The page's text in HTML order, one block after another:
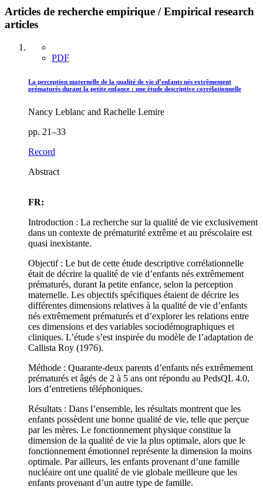
Articles de recherche empirique / Empirical research
articles
PDF
La perception maternelle de la qualité de vie d’enfants nés extrêmement
prématurés durant la petite enfance : une étude descriptive corrélationnelle
Nancy Leblanc and Rachelle Lemire
pp. 21–33
Record
Abstract
FR:
Introduction : La recherche sur la qualité de vie exclusivement
dans un contexte de prématurité extrême et au préscolaire est
quasi inexistante.
Objectif : Le but de cette étude descriptive corrélationnelle
était de décrire la qualité de vie d’enfants nés extrêmement
prématurés, durant la petite enfance, selon la perception
maternelle. Les objectifs spécifiques étaient de décrire les
différentes dimensions relatives à la qualité de vie d’enfants
nés extrêmement prématurés et d’explorer les relations entre
ces dimensions et des variables sociodémographiques et
cliniques. L’étude s’est inspirée du modèle de l’adaptation de
Callista Roy (1976).
Méthode : Quarante-deux parents d’enfants nés extrêmement
prématurés et âgés de 2 à 5 ans ont répondu au PedsQL 4.0,
lors d’entretiens téléphoniques.
Résultats : Dans l’ensemble, les résultats montrent que les
enfants possèdent une bonne qualité de vie, telle que perçue
par les mères. Le fonctionnement physique constitue la
dimension de la qualité de vie la plus optimale, alors que le
fonctionnement émotionnel représente la dimension la moins
optimale. Par ailleurs, les enfants provenant d’une famille
nucléaire ont une qualité de vie globale meilleure que les
enfants provenant d’un autre type de famille.